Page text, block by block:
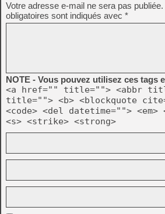
Votre adresse e-mail ne sera pas publiée.
obligatoires sont indiqués avec *
NOTE - Vous pouvez utilisez ces tags
<a href="" title=""> <abbr
title=""> <b> <blockquote
<code> <del datetime="">
<s> <strike> <strong>